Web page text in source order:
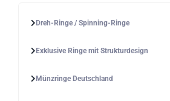
Dreh-Ringe / Spinning-Ringe
Exklusive Ringe mit Strukturdesign
Münzringe Deutschland